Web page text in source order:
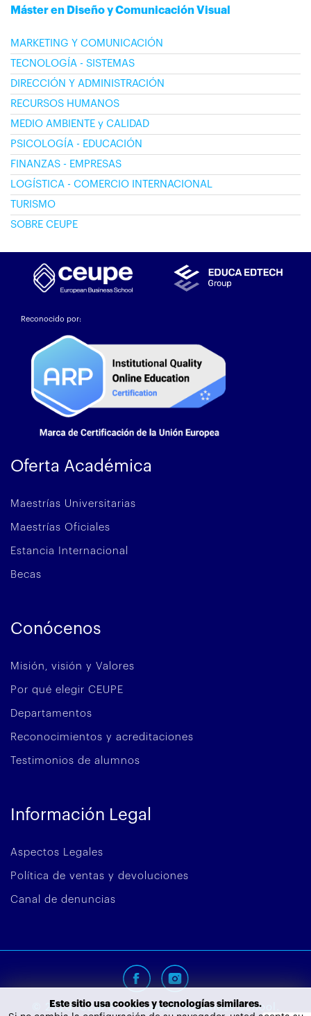
Máster en Diseño y Comunicación Visual
MARKETING Y COMUNICACIÓN
TECNOLOGÍA - SISTEMAS
DIRECCIÓN Y ADMINISTRACIÓN
RECURSOS HUMANOS
MEDIO AMBIENTE y CALIDAD
PSICOLOGÍA - EDUCACIÓN
FINANZAS - EMPRESAS
LOGÍSTICA - COMERCIO INTERNACIONAL
TURISMO
SOBRE CEUPE
Reconocido por:
Oferta Académica
Maestrías Universitarias
Maestrías Oficiales
Estancia Internacional
Becas
Conócenos
Misión, visión y Valores
Por qué elegir CEUPE
Departamentos
Reconocimientos y acreditaciones
Testimonios de alumnos
Información Legal
Aspectos Legales
Política de ventas y devoluciones
Canal de denuncias
Este sitio usa cookies y tecnologías similares.
2026 CEUPE - European Bussiness School.